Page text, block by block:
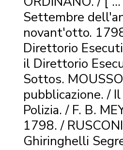
Settembre
novant'otto.
Direttorio
il Direttorio
Sottos.
pubblicazione. /
Polizia. / F. B.
1798. /
Ghiringhelli